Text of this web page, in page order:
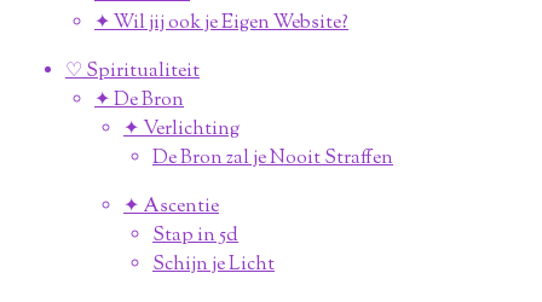
✦ Wil jij ook je Eigen Website?
♡ Spiritualiteit
✦ De Bron
✦ Verlichting
De Bron zal je Nooit Straffen
✦ Ascentie
Stap in 5d
Schijn je Licht